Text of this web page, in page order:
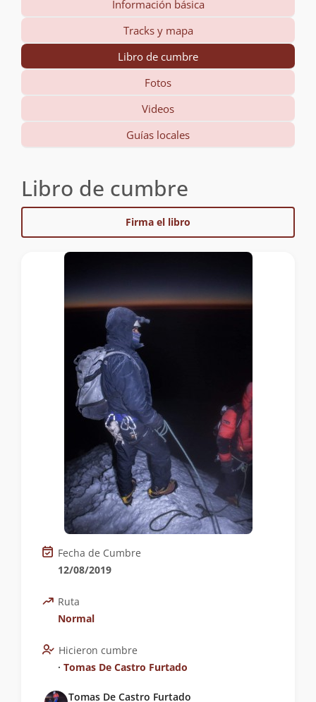
Información básica
Tracks y mapa
Libro de cumbre
Fotos
Videos
Guías locales
Libro de cumbre
Firma el libro
Fecha de Cumbre
12/08/2019
Ruta
Normal
Hicieron cumbre
∙ Tomas De Castro Furtado
Tomas De Castro Furtado